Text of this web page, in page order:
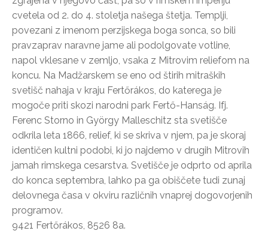
cvetela od 2. do 4. stoletja našega štetja. Templji,
povezani z imenom perzijskega boga sonca, so bili
pravzaprav naravne jame ali podolgovate votline,
napol vklesane v zemljo, vsaka z Mitrovim reliefom na
koncu. Na Madžarskem se eno od štirih mitraških
svetišč nahaja v kraju Fertőrákos, do katerega je
mogoče priti skozi narodni park Fertő-Hanság. Ifj.
Ferenc Storno in György Malleschitz sta svetišče
odkrila leta 1866, relief, ki se skriva v njem, pa je skoraj
identičen kultni podobi, ki jo najdemo v drugih Mitrovih
jamah rimskega cesarstva. Svetišče je odprto od aprila
do konca septembra, lahko pa ga obiščete tudi zunaj
delovnega časa v okviru različnih vnaprej dogovorjenih
programov.
9421 Fertőrákos, 8526 8a.